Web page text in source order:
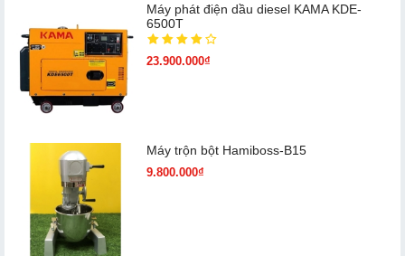
Máy phát điện dầu diesel KAMA KDE-
6500T
23.900.000₫
Máy trộn bột Hamiboss-B15
9.800.000₫